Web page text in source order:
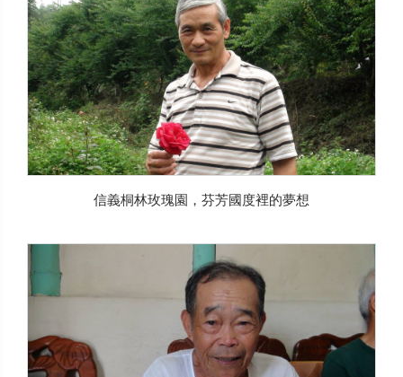
信義桐林玫瑰園，芬芳國度裡的夢想